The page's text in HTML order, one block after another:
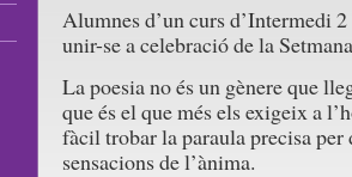
Alumnes d’un curs d’Intermedi
unir-se a celebració de la
La poesia no és un gènere que
que és el que més els exigeix a
fàcil trobar la paraula precisa per
sensacions de l’ànima.